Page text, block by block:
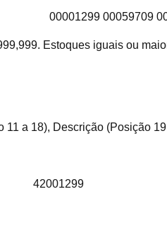
00001299 00059709
Estoques iguais ou
a 18), Descrição (Posição
42001299